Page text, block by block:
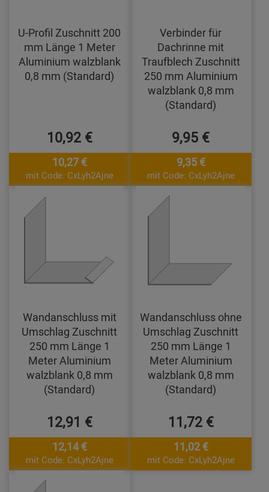
U-Profil Zuschnitt 200
mm Länge 1 Meter
Aluminium walzblank
0,8 mm (Standard)
10,92 €
10,27 €
mit Code: CxLyh2Ajne
Verbinder für
Dachrinne mit
Traufblech Zuschnitt
250 mm Aluminium
walzblank 0,8 mm
(Standard)
9,95 €
9,35 €
mit Code: CxLyh2Ajne
Wandanschluss mit
Umschlag Zuschnitt
250 mm Länge 1
Meter Aluminium
walzblank 0,8 mm
(Standard)
12,91 €
12,14 €
mit Code: CxLyh2Ajne
Wandanschluss ohne
Umschlag Zuschnitt
250 mm Länge 1
Meter Aluminium
walzblank 0,8 mm
(Standard)
11,72 €
11,02 €
mit Code: CxLyh2Ajne